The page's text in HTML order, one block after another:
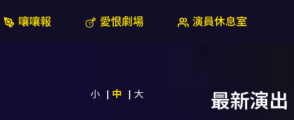
嚷嚷報 愛恨劇場 演員休息室
小 中 大 最新演出